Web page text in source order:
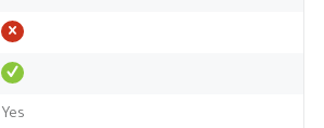
Yes